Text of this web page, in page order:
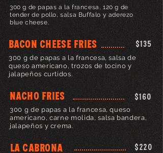
300 g de papas a la francesa, 120 g de
tender de pollo, salsa Buffalo y aderezo
blue cheese.
bacon cheese fries $135
300 g de papas a la francesa, salsa de
queso americano, trozos de tocino y
jalapeños curtidos.
NACHO FRIES $160
300 g de papas a la francesa, queso
americano, carne molida, salsa bandera,
jalapeños y crema.
LA CABRONA $220